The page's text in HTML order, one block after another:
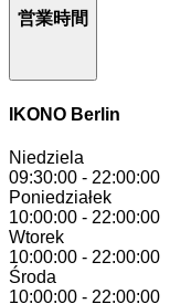
営業時間
IKONO Berlin
Niedziela
09:30:00 - 22:00:00
Poniedziałek
10:00:00 - 22:00:00
Wtorek
10:00:00 - 22:00:00
Środa
10:00:00 - 22:00:00